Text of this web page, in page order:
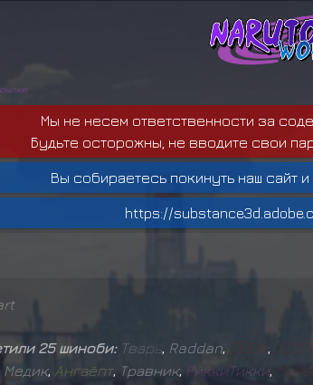
Мы не несем ответственности за
Будьте осторожны, не вводите свои
Вы собираетесь покинуть наш сайт
https://
25 шиноби: Тварь Raddan EFIX, S T
Медик, Ангаёпт, Травник, РиккиТикки, М ил